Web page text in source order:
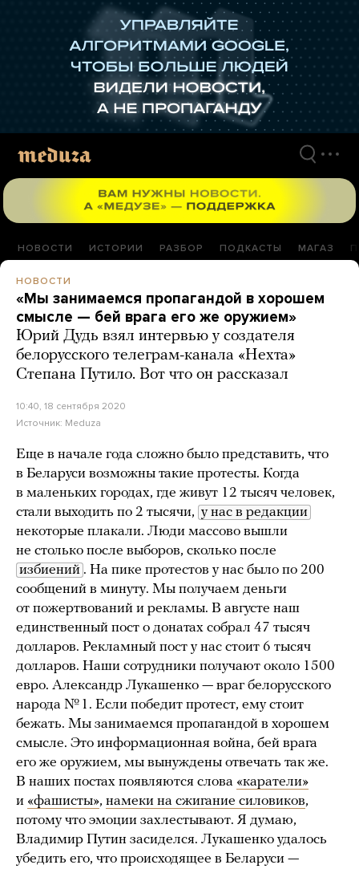
НОВОСТИ ИСТОРИИ РАЗБОР ПОДКАСТЫ МАГАЗ
НОВОСТИ
«Мы занимаемся пропагандой в хорошем
смысле — бей врага его же оружием»
Юрий Дудь взял интервью у создателя
белорусского телеграм-канала «Нехта»
Степана Путило. Вот что он рассказал
10:40, 18 сентября 2020
Источник: Meduza
Еще в начале года сложно было представить, что
в Беларуси возможны такие протесты. Когда
в маленьких городах, где живут 12 тысяч человек,
стали выходить по 2 тысячи, у нас в редакции
некоторые плакали. Люди массово вышли
не столько после выборов, сколько после
избиений . На пике протестов у нас было по 200
сообщений в минуту. Мы получаем деньги
от пожертвований и рекламы. В августе наш
единственный пост о донатах собрал 47 тысяч
долларов. Рекламный пост у нас стоит 6 тысяч
долларов. Наши сотрудники получают около 1500
евро. Александр Лукашенко — враг белорусского
народа № 1. Если победит протест, ему стоит
бежать. Мы занимаемся пропагандой в хорошем
смысле. Это информационная война, бей врага
его же оружием, мы вынуждены отвечать так же.
В наших постах появляются слова «каратели»
и «фашисты», намеки на сжигание силовиков,
потому что эмоции захлестывают. Я думаю,
Владимир Путин засиделся. Лукашенко удалось
убедить его, что происходящее в Беларуси —